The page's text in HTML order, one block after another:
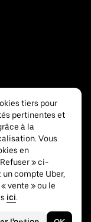
tiers pour
pertinentes et
à la
Vous
en
» ci-
un compte Uber,
vente » ou le
ici.